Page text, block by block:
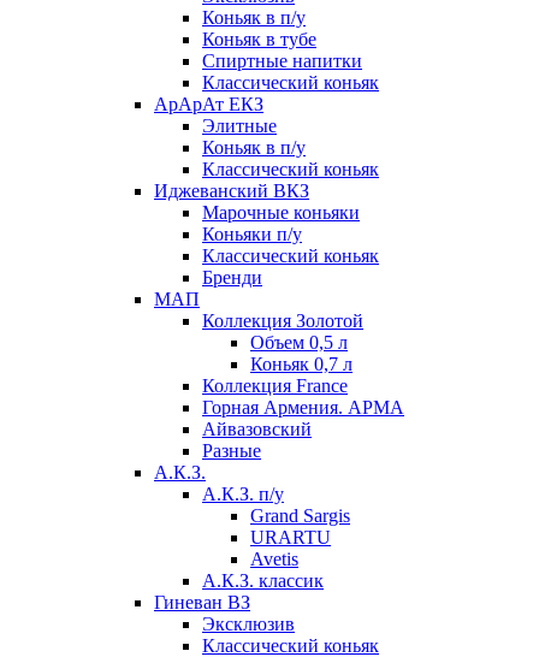
Коньяк в п/у
Коньяк в тубе
Спиртные напитки
Классический коньяк
АрАрАт ЕКЗ
Элитные
Коньяк в п/у
Классический коньяк
Иджеванский ВКЗ
Марочные коньяки
Коньяки п/у
Классический коньяк
Бренди
МАП
Коллекция Золотой
Объем 0,5 л
Коньяк 0,7 л
Коллекция France
Горная Армения. АРМА
Айвазовский
Разные
А.К.З.
А.К.З. п/у
Grand Sargis
URARTU
Avetis
А.К.З. классик
Гиневан ВЗ
Эксклюзив
Классический коньяк